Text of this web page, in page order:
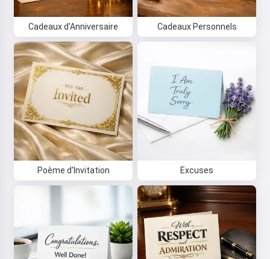
Cadeaux d'Anniversaire Cadeaux Personnels
Poème d'Invitation Excuses